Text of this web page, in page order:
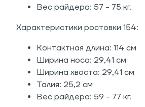
Вес райдера: 57 - 75 кг.
Характеристики ростовки 154:
Контактная длина: 114 см
Ширина носа: 29,41 см
Ширина хвоста: 29,41 см
Талия: 25,2 см
Вес райдера: 59 - 77 кг.